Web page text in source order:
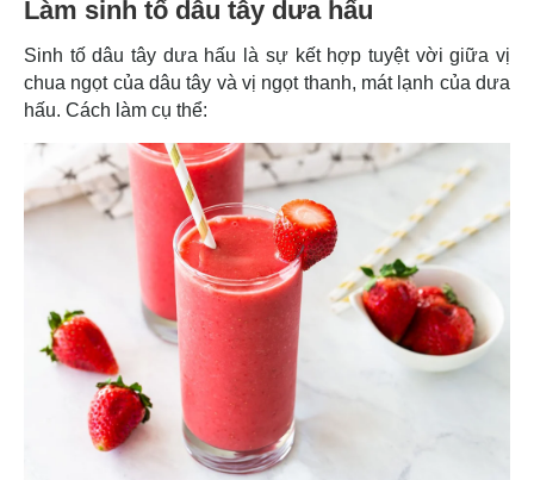
Làm sinh tố dâu tây dưa hấu
Sinh tố dâu tây dưa hấu là sự kết hợp tuyệt vời giữa vị
chua ngọt của dâu tây và vị ngọt thanh, mát lạnh của dưa
hấu. Cách làm cụ thể: